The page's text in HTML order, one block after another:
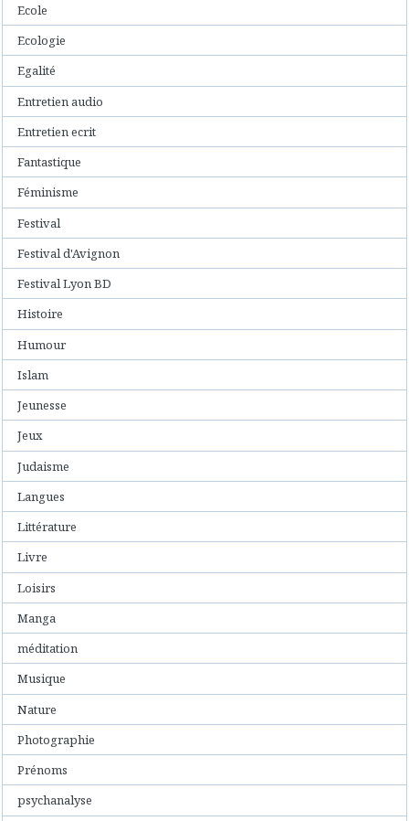
Ecole
Ecologie
Egalité
Entretien audio
Entretien ecrit
Fantastique
Féminisme
Festival
Festival d'Avignon
Festival Lyon BD
Histoire
Humour
Islam
Jeunesse
Jeux
Judaisme
Langues
Littérature
Livre
Loisirs
Manga
méditation
Musique
Nature
Photographie
Prénoms
psychanalyse